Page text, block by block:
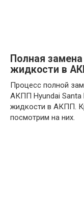
Полная
жидкости в
Процесс полной
АКПП Hyundai Santa
жидкости в АКПП.
посмотрим на них.